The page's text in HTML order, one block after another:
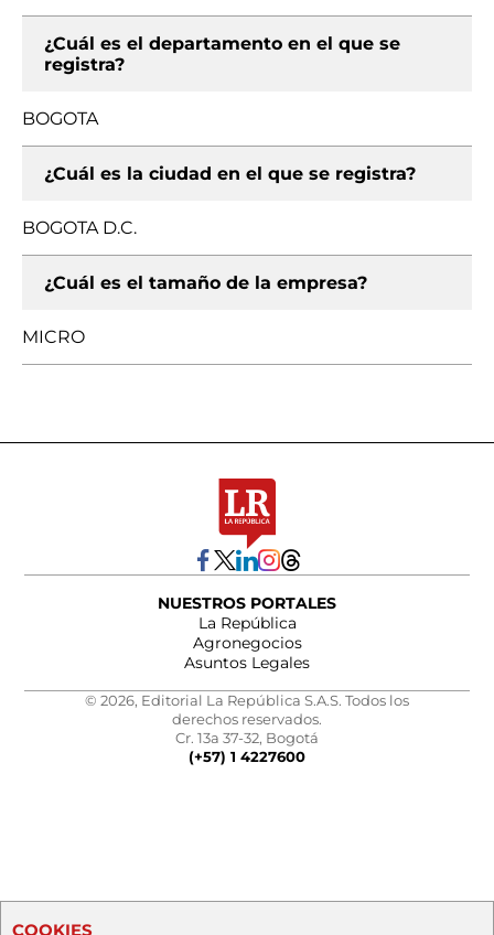
¿Cuál es el departamento en el que se
registra?
BOGOTA
¿Cuál es la ciudad en el que se registra?
BOGOTA D.C.
¿Cuál es el tamaño de la empresa?
MICRO
NUESTROS PORTALES
La República
Agronegocios
Asuntos Legales
© 2026, Editorial La República S.A.S. Todos los
derechos reservados.
Cr. 13a 37-32, Bogotá
(+57) 1 4227600
COOKIES